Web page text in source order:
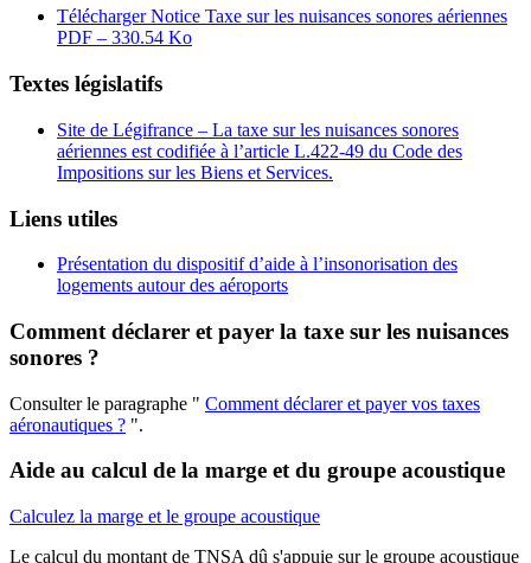
Télécharger Notice Taxe sur les nuisances sonores aériennes
PDF – 330.54 Ko
Textes législatifs
Site de Légifrance – La taxe sur les nuisances sonores
aériennes est codifiée à l’article L.422-49 du Code des
Impositions sur les Biens et Services.
Liens utiles
Présentation du dispositif d’aide à l’insonorisation des
logements autour des aéroports
Comment déclarer et payer la taxe sur les nuisances
sonores ?
Consulter le paragraphe " Comment déclarer et payer vos taxes
aéronautiques ? ".
Aide au calcul de la marge et du groupe acoustique
Calculez la marge et le groupe acoustique
Le calcul du montant de TNSA dû s'appuie sur le groupe acoustique